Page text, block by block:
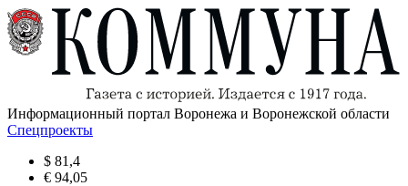
Информационный портал Воронежа и Воронежской области
Спецпроекты
$ 81,4
€ 94,05